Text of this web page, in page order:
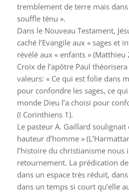
tremblement de terre mais dans
souffle ténu ».
Dans le Nouveau Testament,
caché l’Evangile aux « sages et
révélé aux « enfants » (Matthieu
Croix de l’apôtre Paul
valeurs: « Ce qui est folie dans
pour confondre les sages, ce
monde Dieu l’a choisi pour
(I Corinthiens 1).
Le pasteur A. Gaillard soulignait
hauteur d’homme »
l’histoire du christianisme nous
retournement. La prédication de
dans un espace très réduit,
dans un temps si court qu’elle